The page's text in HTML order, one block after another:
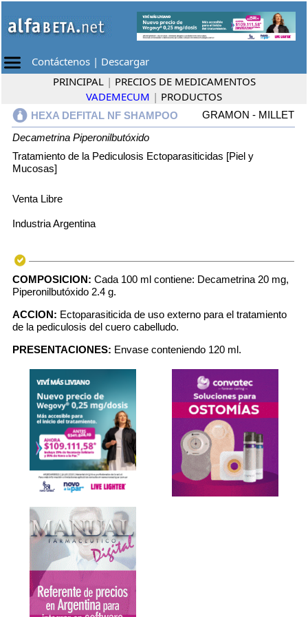
Contáctenos | Descargar
PRINCIPAL | PRECIOS DE MEDICAMENTOS
VADEMECUM | PRODUCTOS
HEXA DEFITAL NF SHAMPOO
GRAMON - MILLET
Decametrina Piperonilbutóxido
Tratamiento de la Pediculosis Ectoparasiticidas [Piel y
Mucosas]
Venta Libre
Industria Argentina
COMPOSICION: Cada 100 ml contiene: Decametrina 20 mg,
Piperonilbutóxido 2.4 g.
ACCION: Ectoparasiticida de uso externo para el tratamiento
de la pediculosis del cuero cabelludo.
PRESENTACIONES: Envase conteniendo 120 ml.